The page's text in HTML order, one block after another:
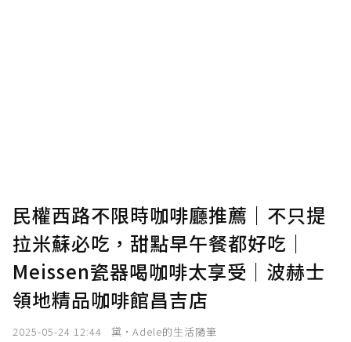
民權西路不限時咖啡廳推薦｜不只提
拉米蘇必吃，甜點早午餐都好吃｜
Meissen瓷器喝咖啡太享受｜波赫士
領地精品咖啡館昌吉店
2025-05-24 12:44 黛•Adele的生活隨筆